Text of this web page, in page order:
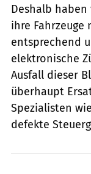
Deshalb
ihre Fahrzeuge
entsprechend
elektronische
Ausfall dieser
überhaupt
Spezialisten
defekte